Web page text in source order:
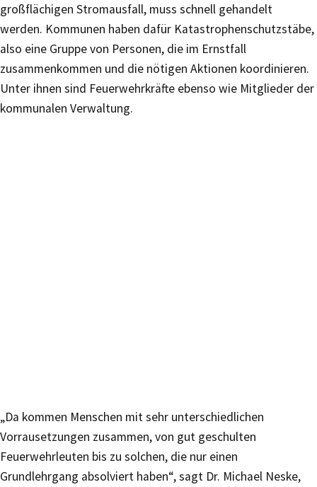
großflächigen Stromausfall, muss schnell gehandelt
werden. Kommunen haben dafür Katastrophenschutzstäbe,
also eine Gruppe von Personen, die im Ernstfall
zusammenkommen und die nötigen Aktionen koordinieren.
Unter ihnen sind Feuerwehrkräfte ebenso wie Mitglieder der
kommunalen Verwaltung.
„Da kommen Menschen mit sehr unterschiedlichen
Vorrausetzungen zusammen, von gut geschulten
Feuerwehrleuten bis zu solchen, die nur einen
Grundlehrgang absolviert haben“, sagt Dr. Michael Neske,